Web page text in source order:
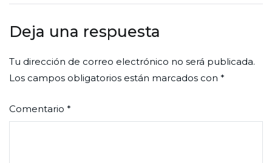
Deja una respuesta
Tu dirección de correo electrónico no será publicada.
Los campos obligatorios están marcados con *
Comentario *